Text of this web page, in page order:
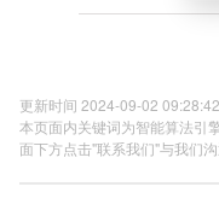
更新时间 2024-09-02 09:28:42
本页面内关键词为智能算法引
面下方点击"联系我们"与我们沟